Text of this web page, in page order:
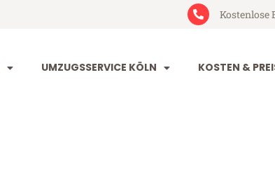
Kostenlose
UMZUGSSERVICE KÖLN KOSTEN &